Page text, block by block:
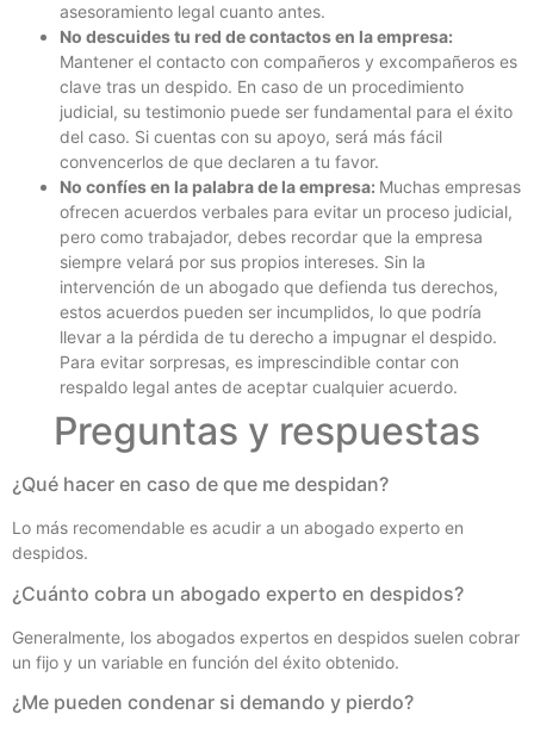
asesoramiento legal cuanto antes.
No descuides tu red de contactos en la empresa:
Mantener el contacto con compañeros y excompañeros es
clave tras un despido. En caso de un procedimiento
judicial, su testimonio puede ser fundamental para el éxito
del caso. Si cuentas con su apoyo, será más fácil
convencerlos de que declaren a tu favor.
No confíes en la palabra de la empresa: Muchas empresas
ofrecen acuerdos verbales para evitar un proceso judicial,
pero como trabajador, debes recordar que la empresa
siempre velará por sus propios intereses. Sin la
intervención de un abogado que defienda tus derechos,
estos acuerdos pueden ser incumplidos, lo que podría
llevar a la pérdida de tu derecho a impugnar el despido.
Para evitar sorpresas, es imprescindible contar con
respaldo legal antes de aceptar cualquier acuerdo.
Preguntas y respuestas
¿Qué hacer en caso de que me despidan?
Lo más recomendable es acudir a un abogado experto en
despidos.
¿Cuánto cobra un abogado experto en despidos?
Generalmente, los abogados expertos en despidos suelen cobrar
un fijo y un variable en función del éxito obtenido.
¿Me pueden condenar si demando y pierdo?